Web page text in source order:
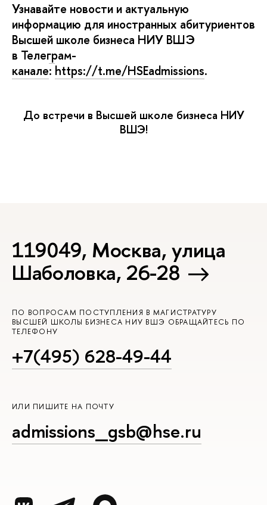
Узнавайте новости и актуальную
информацию для иностранных абитуриенто
ысшей школе бизнеса НИУ ВШЭ
Телеграм-
канале: https://t.me/HSEadmissions.
До встречи в Высшей школе бизнеса НИУ
ШЭ!
119049, Москва, улица
Шаболовка, 26-28
ПО ВОПРОСАМ ПОСТУПЛЕНИЯ В МАГИСТРАТУРУ
ЫСШЕЙ ШКОЛЫ БИЗНЕСА НИУ ВШЭ ОБРАЩАЙТЕСЬ ПО
ТЕЛЕФОНУ
+7(495) 628-49-44
ИЛИ ПИШИТЕ НА ПОЧТУ
admissions_gsb@hse.ru